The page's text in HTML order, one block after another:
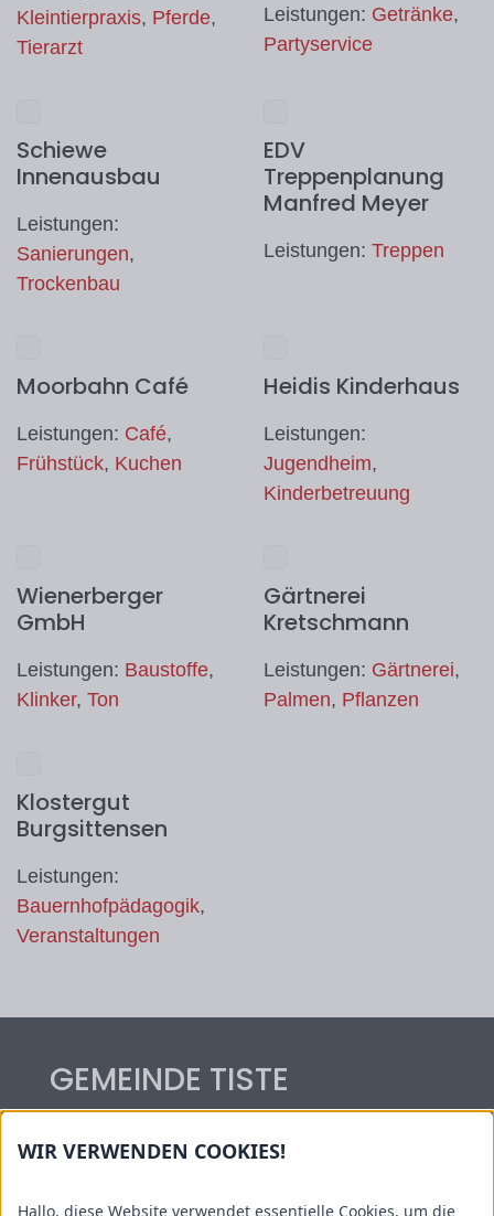
Kleintierpraxis, Pferde,
Tierarzt
Leistungen: Getränke,
Partyservice
Schiewe
Innenausbau
Leistungen:
Sanierungen,
Trockenbau
EDV
Treppenplanung
Manfred Meyer
Leistungen: Treppen
Moorbahn Café
Leistungen: Café,
Frühstück, Kuchen
Heidis Kinderhaus
Leistungen:
Jugendheim,
Kinderbetreuung
Wienerberger
GmbH
Leistungen: Baustoffe,
Klinker, Ton
Gärtnerei
Kretschmann
Leistungen: Gärtnerei,
Palmen, Pflanzen
Klostergut
Burgsittensen
Leistungen:
Bauernhofpädagogik,
Veranstaltungen
GEMEINDE TISTE
27419 Tiste
WIR VERWENDEN COOKIES!
Hallo, diese Website verwendet essentielle Cookies, um die